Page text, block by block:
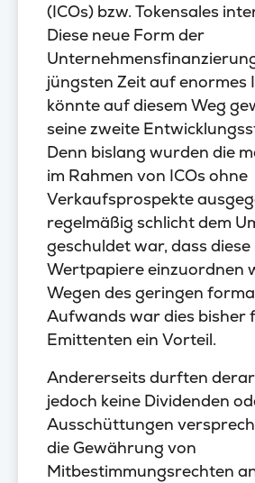
(ICOs) bzw. Tokensales
Diese neue Form der
jüngsten Zeit auf enormes
könnte auf diesem Weg
seine zweite
Denn bislang wurden die
im Rahmen von ICOs ohne
Verkaufsprospekte
regelmäßig schlicht dem
geschuldet war, dass
Wertpapiere einzuordnen
Wegen des geringen
Aufwands war dies bisher
Emittenten ein Vorteil.
Andererseits durften
jedoch keine Dividenden
Ausschüttungen
die Gewährung von
Mitbestimmungsrechten